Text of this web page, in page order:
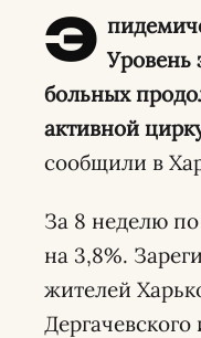
Э Уровень
больных
активной
сообщили в
За 8 неделю
на 3,8%.
жителей